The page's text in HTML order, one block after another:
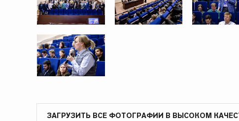
ЗАГРУЗИТЬ ВСЕ ФОТОГРАФИИ В ВЫСОКОМ